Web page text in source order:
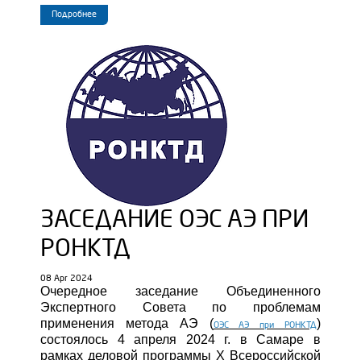
Подробнее
ЗАСЕДАНИЕ ОЭС АЭ ПРИ
РОНКТД
08 Apr 2024
Очередное заседание Объединенного
Экспертного Совета по проблемам
применения метода АЭ (ОЭС АЭ при РОНКТД)
состоялось 4 апреля 2024 г. в Самаре в
рамках деловой программы X Всероссийской